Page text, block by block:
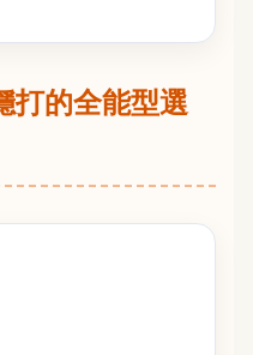
打的全能型選